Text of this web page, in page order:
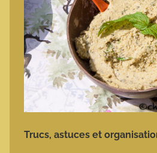
Trucs, astuces et